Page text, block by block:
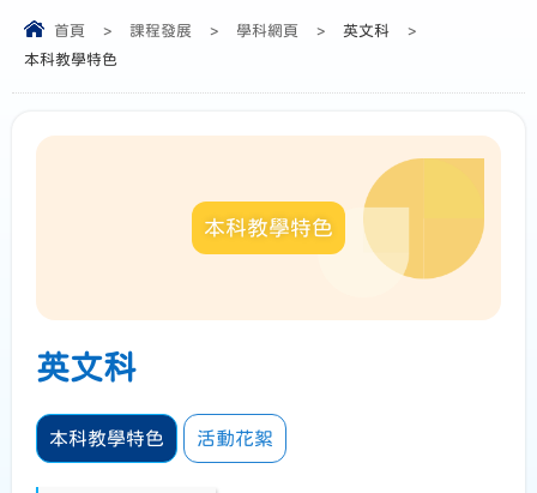
首頁 > 課程發展 > 學科網頁 > 英文科
>
本科教學特色
本科教學特色
英文科
本科教學特色 活動花絮